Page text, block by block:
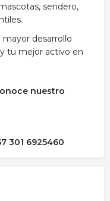
sendero,
desarrollo
tu mejor activo en
nuestro
301 6925460